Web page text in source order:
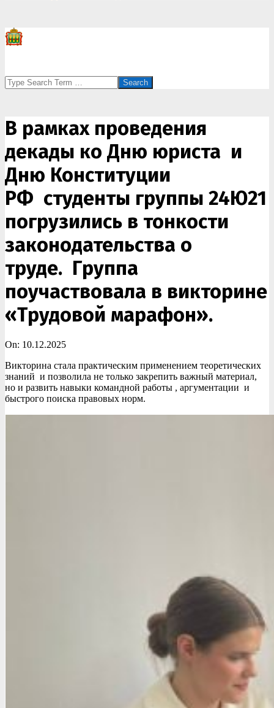
Search
В рамках проведения
декады ко Дню юриста и
Дню Конституции
РФ студенты группы 24Ю21
погрузились в тонкости
законодательства о
труде. Группа
поучаствовала в викторине
«Трудовой марафон».
On: 10.12.2025
Викторина стала практическим применением теоретических
знаний и позволила не только закрепить важный материал,
но и развить навыки командной работы , аргументации и
быстрого поиска правовых норм.